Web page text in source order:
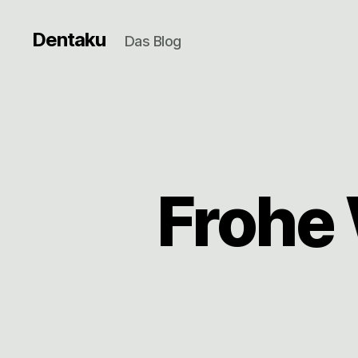
Dentaku Das Blog